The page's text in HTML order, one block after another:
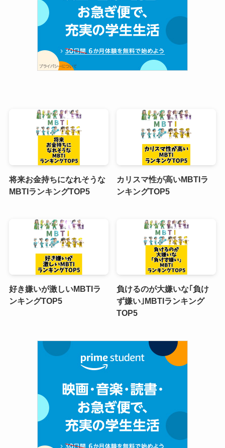
将来お金持ちになれそうな
MBTIランキングTOP5
カリスマ性が高いMBTIラ
ンキングTOP5
好き嫌いが激しいMBTIラ
ンキングTOP5
負けるのが大嫌いな｢負け
ず嫌い｣MBTIランキング
TOP5